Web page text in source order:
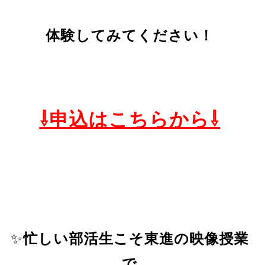
体験してみてください！
⇩申込はこちらから⇩
✨忙しい部活生こそ東進の映像授業